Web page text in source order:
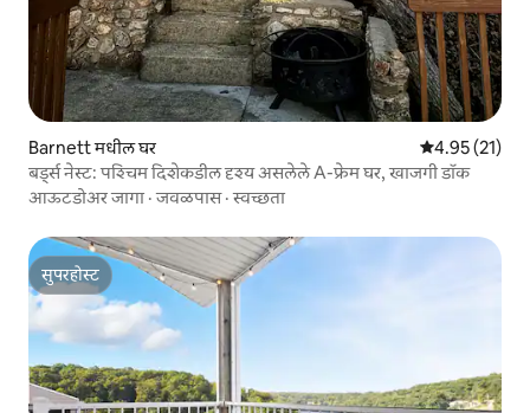
Barnett मधील घर 5 पैकी 4.95
4.95 (21)
बर्ड्स नेस्ट: पश्चिम दिशेकडील दृश्य असलेले A-फ्रेम घर, खाजगी डॉक
आऊटडोअर जागा ·जवळपास·स्वच्छता
सुपरहोस्ट
सुपरहोस्ट